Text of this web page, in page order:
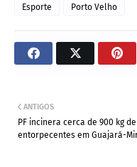
Esporte Porto Velho
ANTIGOS
PF incinera cerca de 900 kg de
entorpecentes em Guajará-